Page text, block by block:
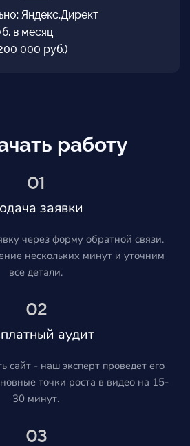
Яндекс.Директ
в месяц
000 руб.)
работу
01
заявки
через форму обратной связи.
нескольких минут и уточним
все детали.
02
аудит
сайт - наш эксперт проведет его
точки роста в видео на 15-
30 минут.
03